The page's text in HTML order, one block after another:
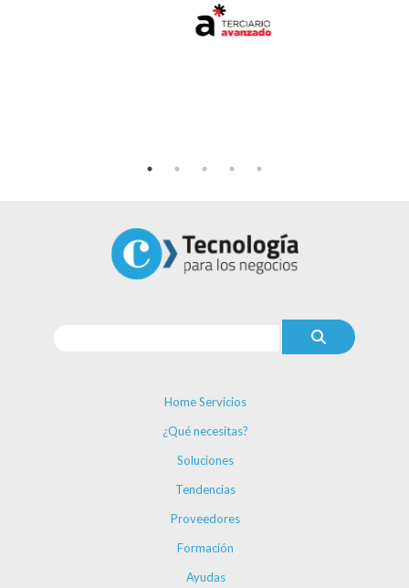
Home Servicios
¿Qué necesitas?
Soluciones
Tendencias
Proveedores
Formación
Ayudas